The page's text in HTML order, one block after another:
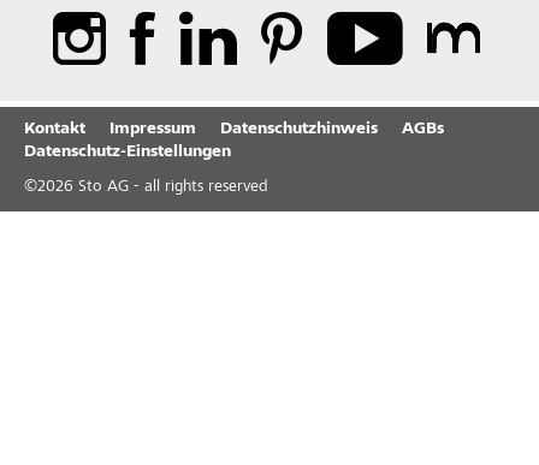
Kontakt Impressum Datenschutzhinweis
AGBs
Datenschutz-Einstellungen
©2026 Sto AG - all rights reserved